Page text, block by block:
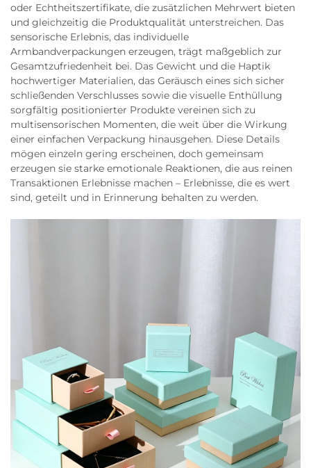
oder Echtheitszertifikate, die zusätzlichen Mehrwert bieten
und gleichzeitig die Produktqualität unterstreichen. Das
sensorische Erlebnis, das individuelle
Armbandverpackungen erzeugen, trägt maßgeblich zur
Gesamtzufriedenheit bei. Das Gewicht und die Haptik
hochwertiger Materialien, das Geräusch eines sich sicher
schließenden Verschlusses sowie die visuelle Enthüllung
sorgfältig positionierter Produkte vereinen sich zu
multisensorischen Momenten, die weit über die Wirkung
einer einfachen Verpackung hinausgehen. Diese Details
mögen einzeln gering erscheinen, doch gemeinsam
erzeugen sie starke emotionale Reaktionen, die aus reinen
Transaktionen Erlebnisse machen – Erlebnisse, die es wert
sind, geteilt und in Erinnerung behalten zu werden.